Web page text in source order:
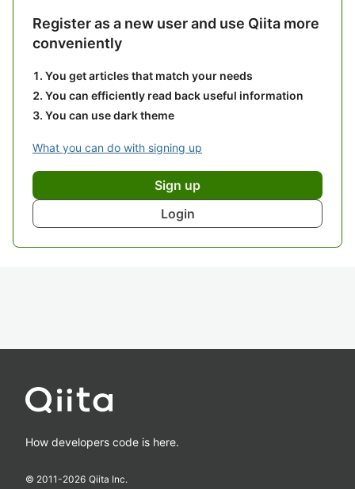
Register as a new user and use Qiita more
conveniently
You get articles that match your needs
You can efficiently read back useful information
You can use dark theme
What you can do with signing up
Sign up
Login
How developers code is here.
© 2011-2026 Qiita Inc.